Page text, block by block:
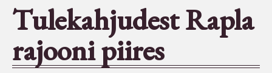
Seltsid-ühingud
Aiandus
Tulekahjudest Rapla
rajooni piires